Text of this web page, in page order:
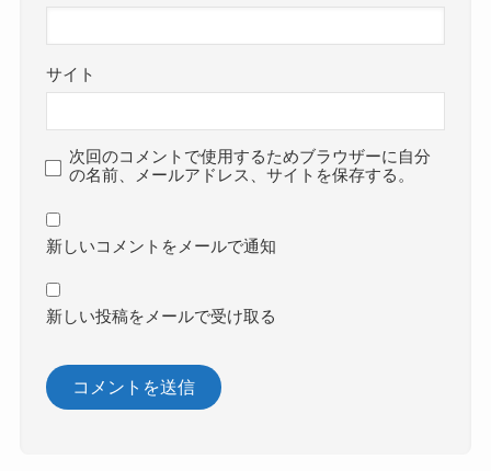
サイト
次回のコメントで使用するためブラウザーに自分
の名前、メールアドレス、サイトを保存する。
新しいコメントをメールで通知
新しい投稿をメールで受け取る